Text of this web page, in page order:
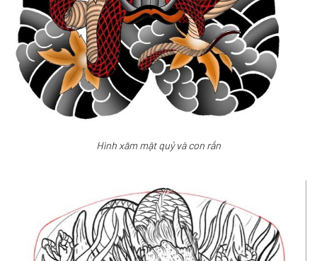
Hình xăm mặt quỷ và con rắn